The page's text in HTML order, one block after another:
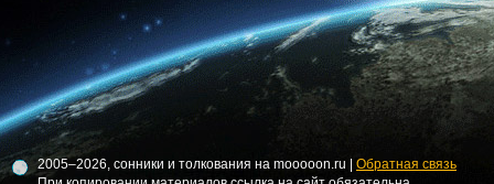
2005–2026, сонники и толкования на mooooon.ru | Обратная связь